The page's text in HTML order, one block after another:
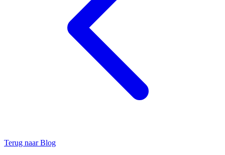
Terug naar Blog